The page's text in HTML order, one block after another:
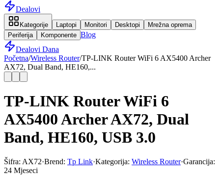
Dealovi
Kategorije Laptopi Monitori Desktopi
Mrežna oprema
Periferija
Komponente Blog
Dealovi Dana
Početna/Wireless Router/TP-LINK Router WiFi 6 AX5400 Archer
AX72, Dual Band, HE160,...
TP-LINK Router WiFi 6
AX5400 Archer AX72, Dual
Band, HE160, USB 3.0
Šifra: AX72·Brend: Tp Link·Kategorija: Wireless Router·Garancija:
24 Mjeseci